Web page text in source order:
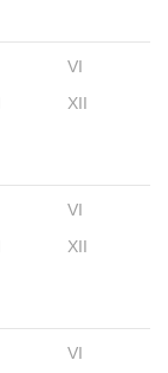
VI
XII
VI
XII
VI